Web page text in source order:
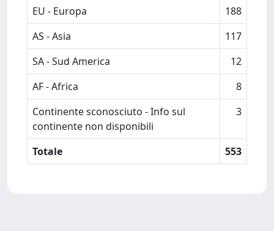
EU - Europa
188
AS - Asia
117
SA - Sud America
12
AF - Africa
8
Continente sconosciuto - Info sul
continente non disponibili
3
Totale 553